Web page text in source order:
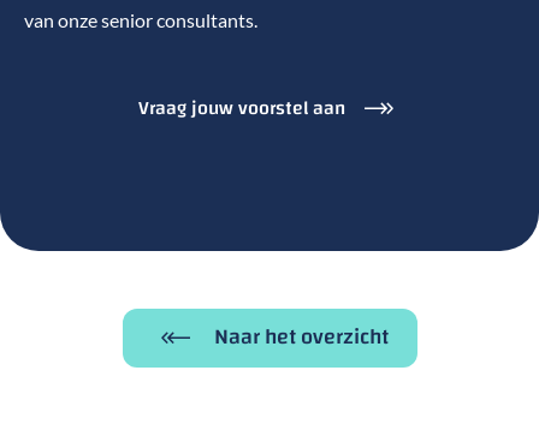
van onze senior consultants.
Vraag jouw voorstel aan
Naar het overzicht